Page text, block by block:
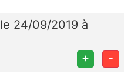
le 24/09/2019 à
+ -